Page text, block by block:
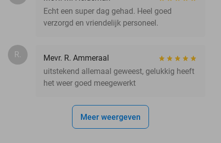
Echt een super dag gehad. Heel goed
verzorgd en vriendelijk personeel.
R.
Mevr. R. Ammeraal
uitstekend allemaal geweest, gelukkig heeft
het weer goed meegewerkt
Meer weergeven